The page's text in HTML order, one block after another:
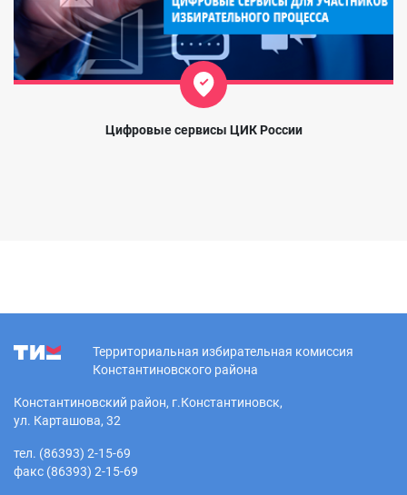
Цифровые сервисы ЦИК России
Территориальная избирательная комиссия
Константиновского района
Константиновский район, г.Константиновск,
ул. Карташова, 32
тел. (86393) 2-15-69
факс (86393) 2-15-69